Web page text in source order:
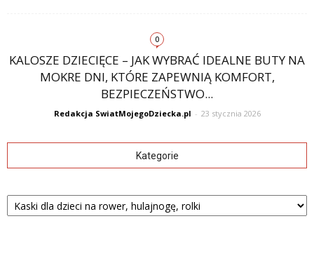
0
KALOSZE DZIECIĘCE – JAK WYBRAĆ IDEALNE BUTY NA
MOKRE DNI, KTÓRE ZAPEWNIĄ KOMFORT,
BEZPIECZEŃSTWO...
Redakcja SwiatMojegoDziecka.pl - 23 stycznia 2026
Kategorie
Kategorie